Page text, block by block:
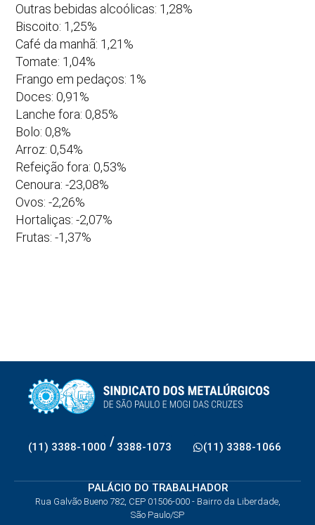
Outras bebidas alcoólicas: 1,28%
Biscoito: 1,25%
Café da manhã: 1,21%
Tomate: 1,04%
Frango em pedaços: 1%
Doces: 0,91%
Lanche fora: 0,85%
Bolo: 0,8%
Arroz: 0,54%
Refeição fora: 0,53%
Cenoura: -23,08%
Ovos: -2,26%
Hortaliças: -2,07%
Frutas: -1,37%
(11) 3388-1000 / 3388-1073 (11) 3388-1066
PALÁCIO DO TRABALHADOR
Rua Galvão Bueno 782, CEP 01506-000 - Bairro da Liberdade,
São Paulo/SP